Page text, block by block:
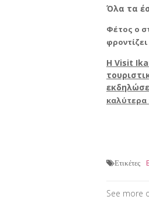
Όλα τα
Φέτος ο
Η Visit
καλύτερα
Ετικέτες
See more